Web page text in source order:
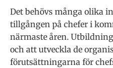
Det behövs många olika
tillgången på chefer i
närmaste åren.
och att utveckla de
förutsättningarna för